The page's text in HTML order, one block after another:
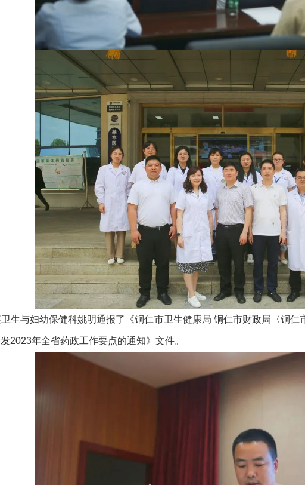
生与妇幼保健科姚明通报了《铜仁市卫生健康局 铜仁市财政局〈铜
2023年全省药政工作要点的通知》文件。